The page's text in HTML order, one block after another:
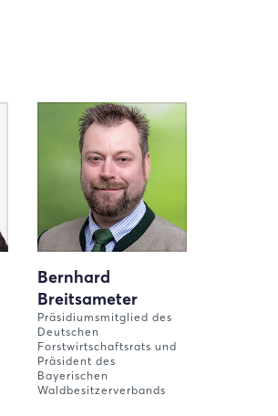
Bernhard
Breitsameter
Präsidiumsmitglied des
Deutschen
Forstwirtschaftsrats und
Präsident des
Bayerischen
Waldbesitzerverbands